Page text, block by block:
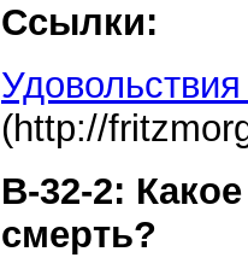
Ссылки:
(http://
В-32-2:
смерть?